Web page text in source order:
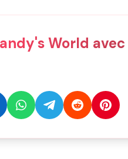
World avec